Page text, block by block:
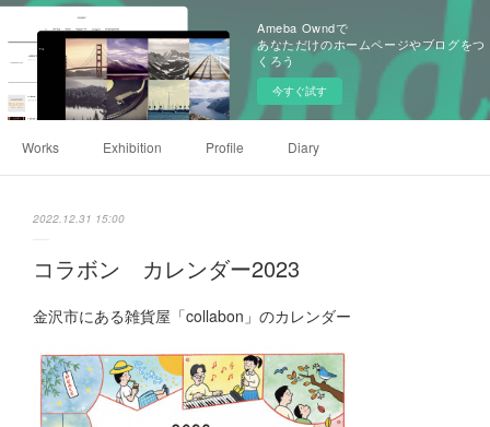
Ameba Owndで
あなただけのホームページやブログをつ
くろう
今すぐ試す
Works Exhibition Profile Diary
2022.12.31 15:00
コラボン カレンダー2023
金沢市にある雑貨屋「collabon」のカレンダー